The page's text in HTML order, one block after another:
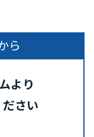
ら
より
さい